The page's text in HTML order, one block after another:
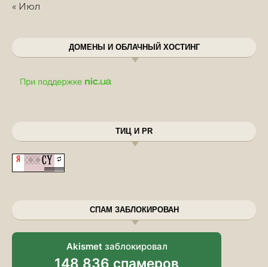
« Июл
ДОМЕНЫ И ОБЛАЧНЫЙ ХОСТИНГ
ТИЦ И PR
СПАМ ЗАБЛОКИРОВАН
Akismet заблокировал
148 836 спамеров